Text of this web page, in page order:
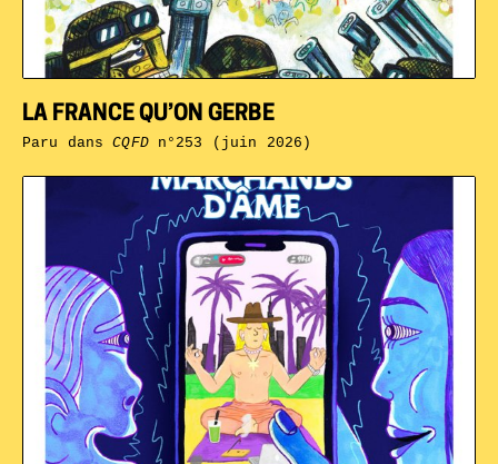
LA FRANCE QU’ON GERBE
Paru dansCQFDn°253 (juin 2026)